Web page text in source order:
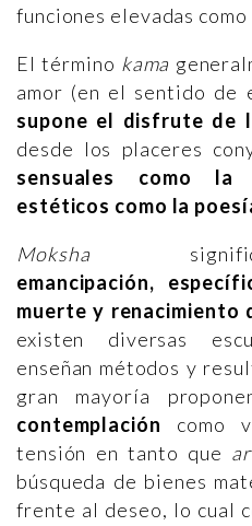
funciones elevadas como
El término kama
amor (en el sentido de
supone el disfrute de
desde los placeres
sensuales como la
estéticos como la
Moksha
emancipación,
muerte y renacimiento
existen diversas
enseñan métodos y
gran mayoría
contemplación como
tensión en tanto que
búsqueda de bienes
frente al deseo, lo cual